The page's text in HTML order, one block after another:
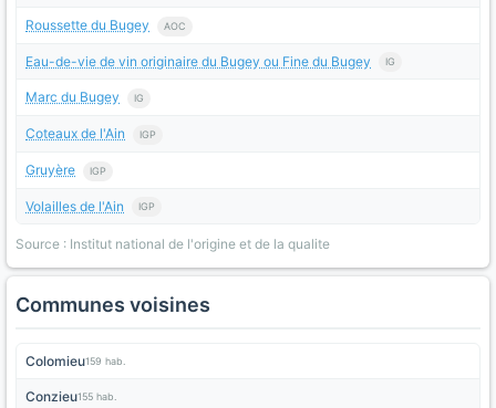
Roussette du Bugey AOC
Eau-de-vie de vin originaire du Bugey ou Fine du Bugey IG
Marc du Bugey IG
Coteaux de l'Ain IGP
Gruyère IGP
Volailles de l'Ain IGP
Source : Institut national de l'origine et de la qualite
Communes voisines
Colomieu159 hab.
Conzieu155 hab.